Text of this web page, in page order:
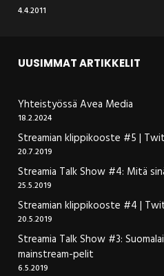
4.4.2011
UUSIMMAT ARTIKKELIT
Yhteistyössä Avea Media
18.2.2024
Streamian klippikooste #5 |
20.7.2019
Streamia Talk Show #4: Mitä
25.5.2019
Streamian klippikooste #4 |
20.5.2019
Streamia Talk Show #3:
mainstream-pelit
6.5.2019